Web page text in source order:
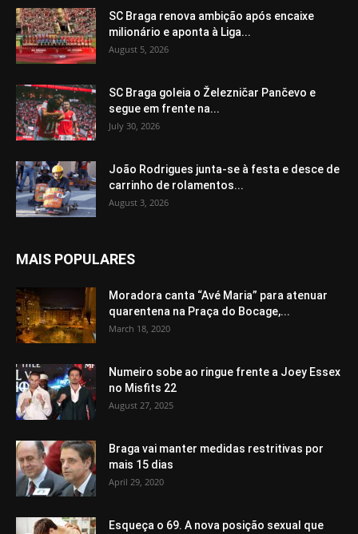
SC Braga renova ambição após encaixe
milionário e aponta à Liga...
August 5, 2026
SC Braga goleia o Železničar Pančevo e
segue em frente na...
July 30, 2026
João Rodrigues junta-se à festa e desce de
carrinho de rolamentos...
August 3, 2026
MAIS POPULARES
Moradora canta “Avé Maria” para atenuar
quarentena na Praça do Bocage,...
March 18, 2020
Numeiro sobe ao ringue frente a Joey Essex
no Misfits 22
August 27, 2025
Braga vai manter medidas restritivas por
mais 15 dias
April 29, 2020
Esqueça o 69. A nova posição sexual que